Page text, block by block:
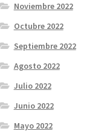
Noviembre 2022
Octubre 2022
Septiembre 2022
Agosto 2022
Julio 2022
Junio 2022
Mayo 2022